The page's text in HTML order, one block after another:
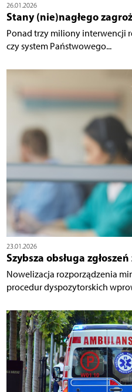
26.01.2026
Stany (nie)nagłego
Ponad trzy miliony interwencji
czy system Państwowego...
23.01.2026
Szybsza obsługa
Nowelizacja rozporządzenia
procedur dyspozytorskich